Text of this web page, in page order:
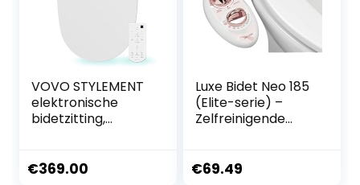
VOVO STYLEMENT
elektronische
bidetzitting,
water, LED-
€369.00
Luxe Bidet Neo 185
(Elite-serie) –
Zelfreinigende
elektrisch
€69.49